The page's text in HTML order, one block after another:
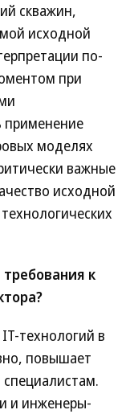
скважин,
исходной
по-
при
применение
моделях
важные
исходной
к
технологий в
повышает
и инженеры-